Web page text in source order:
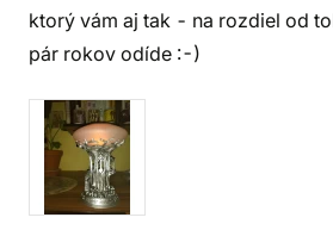
ktorý vám aj tak - na rozdiel od
pár rokov odíde :-)